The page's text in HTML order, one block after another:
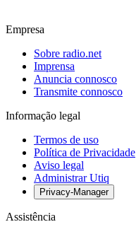
Empresa
Sobre radio.net
Imprensa
Anuncia connosco
Transmite connosco
Informação legal
Termos de uso
Política de Privacidade
Aviso legal
Administrar Utiq
Privacy-Manager
Assistência